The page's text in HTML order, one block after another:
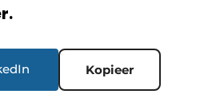
Kopieer